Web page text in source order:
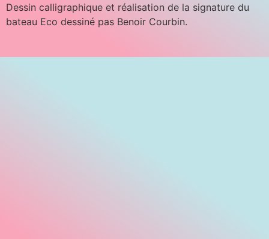
Dessin calligraphique et réalisation de la signature du
bateau Eco dessiné pas Benoir Courbin.